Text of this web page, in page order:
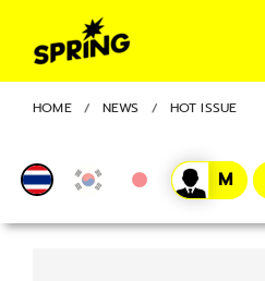
HOME NEWS HOT ISSUE